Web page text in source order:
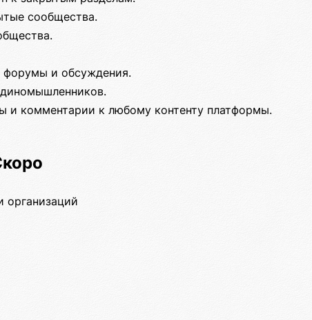
сообщества.
форумы и обсуждения.
и комментарии к любому контенту платформы.
организаций